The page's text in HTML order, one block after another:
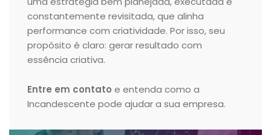
constantemente revisitada, que alinha
performance com criatividade. Por isso, seu
propósito é claro: gerar resultado com
essência criativa.
Entre em contato e entenda como a
Incandescente pode ajudar a sua empresa.